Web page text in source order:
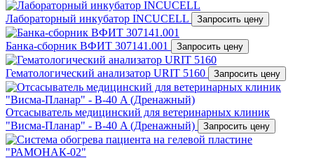
Лабораторный инкубатор INCUCELL Запросить цену
Банка-сборник ВФИТ 307141.001 Запросить цену
Гематологический анализатор URIT 5160 Запросить цену
Отсасыватель медицинский для ветеринарных клиник
"Висма-Планар" - В-40 A (Дренажный)
Запросить цену